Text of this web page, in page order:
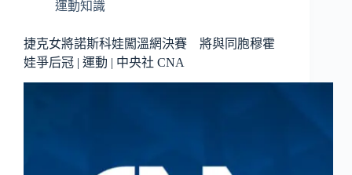
運動知識
捷克女將諾斯科娃闖溫網決賽 將與同胞穆霍
娃爭后冠 | 運動 | 中央社 CNA